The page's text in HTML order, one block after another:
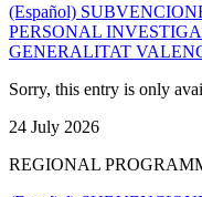
(Español)
PERSONAL
GENERALITAT
Sorry, this entry is only
24 July 2026
REGIONAL